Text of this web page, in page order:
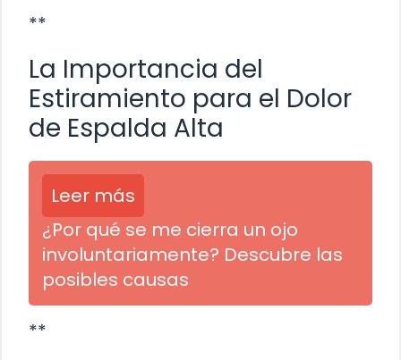
**
La Importancia del
Estiramiento para el Dolor
de Espalda Alta
Leer más
¿Por qué se me cierra un ojo
involuntariamente? Descubre las
posibles causas
**